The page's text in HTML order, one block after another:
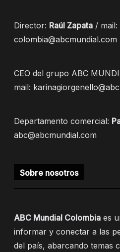
Director: Raúl Zapata / mail:
colombia@abcmundial.com
CEO del grupo ABC
mail:
Departamento comercial:
abc@abcmundial.com
Sobre nosotros
ABC Mundial Colombia es
informar y conectar a las
del país, abarcando temas